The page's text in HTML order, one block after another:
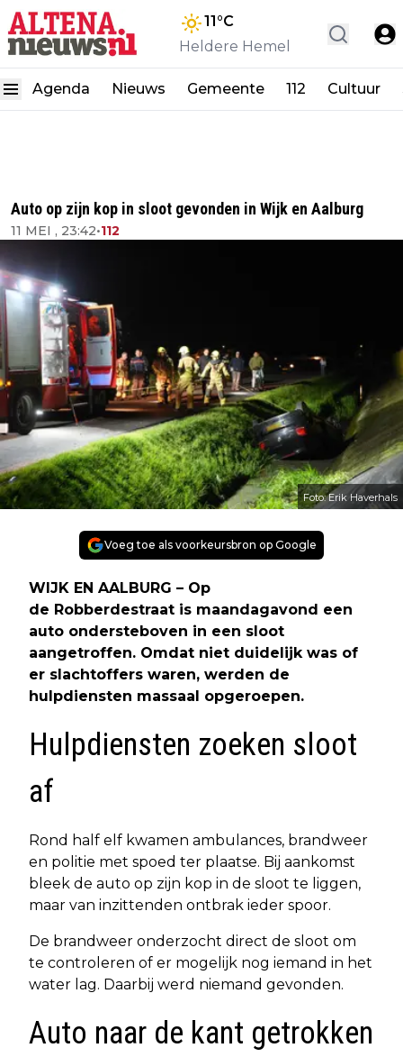
11°C
Heldere Hemel
Agenda Nieuws Gemeente 112 Cultuur
Auto op zijn kop in sloot gevonden in Wijk en Aalburg
11 MEI , 23:42•112
Foto: Erik Haverhals
Voeg toe als voorkeursbron op Google
WIJK EN AALBURG – Op
de Robberdestraat is maandagavond een
auto ondersteboven in een sloot
aangetroffen. Omdat niet duidelijk was of
er slachtoffers waren, werden de
hulpdiensten massaal opgeroepen.
Hulpdiensten zoeken sloot
af
Rond half elf kwamen ambulances, brandweer
en politie met spoed ter plaatse. Bij aankomst
bleek de auto op zijn kop in de sloot te liggen,
maar van inzittenden ontbrak ieder spoor.
De brandweer onderzocht direct de sloot om
te controleren of er mogelijk nog iemand in het
water lag. Daarbij werd niemand gevonden.
Auto naar de kant getrokken